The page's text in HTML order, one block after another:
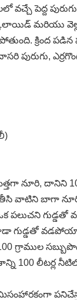
వచ్చే పెద్ద
మరియు
క్రింద పడిన
దాసరి పురుగు,
నూరి, దానిని
వాటిని బాగా
పలుచని
గుడ్డతో
100 గ్రాముల
100 లీటర్ల